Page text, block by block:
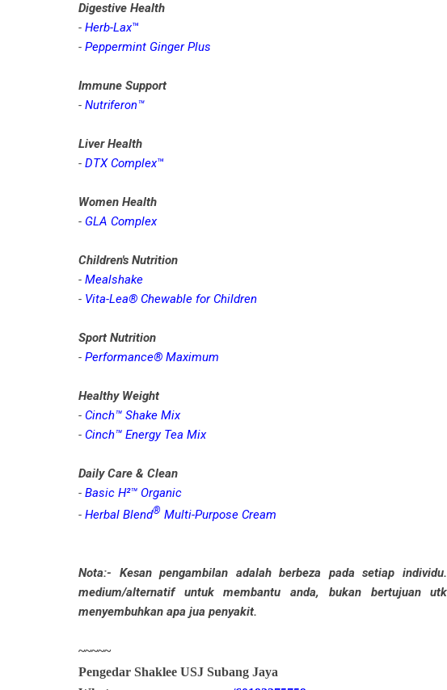
Digestive Health
- Herb-Lax™
- Peppermint Ginger Plus
Immune Support
- Nutriferon™
Liver Health
- DTX Complex™
Women Health
- GLA Complex
Children's Nutrition
- Mealshake
- Vita-Lea® Chewable for Children
Sport Nutrition
- Performance® Maximum
Healthy Weight
- Cinch™ Shake Mix
- Cinch™ Energy Tea Mix
Daily Care & Clean
- Basic H²™ Organic
- Herbal Blend® Multi-Purpose Cream
Nota:- Kesan pengambilan adalah berbeza pada setiap
medium/alternatif untuk membantu anda, bukan bertujuan
menyembuhkan apa jua penyakit.
~~~~~
Pengedar Shaklee USJ Subang Jaya